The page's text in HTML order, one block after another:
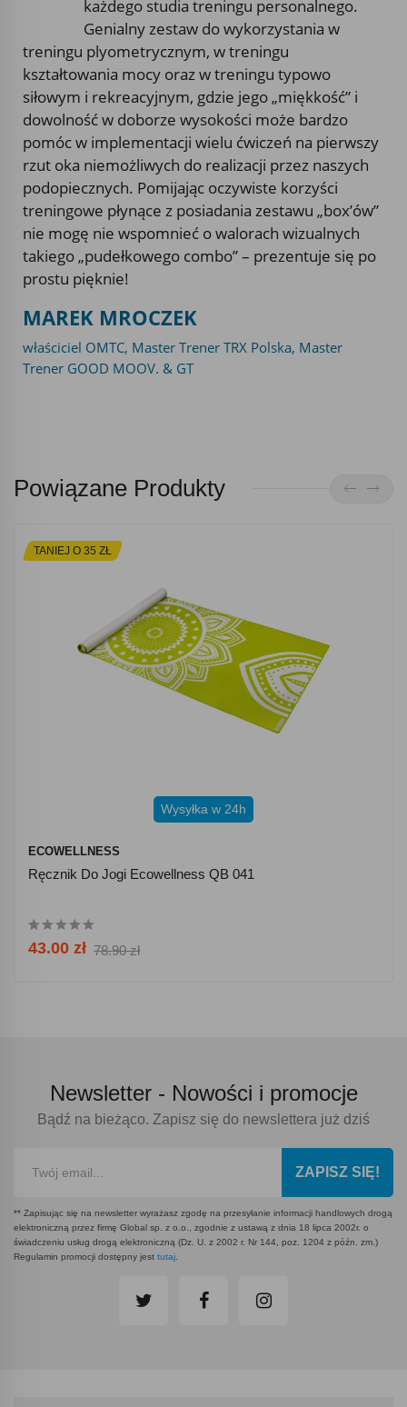
każdego studia treningu personalnego.
Genialny zestaw do wykorzystania w
treningu plyometrycznym, w treningu
kształtowania mocy oraz w treningu typowo
siłowym i rekreacyjnym, gdzie jego „miękkość” i
dowolność w doborze wysokości może bardzo
pomóc w implementacji wielu ćwiczeń na pierwszy
rzut oka niemożliwych do realizacji przez naszych
podopiecznych. Pomijając oczywiste korzyści
treningowe płynące z posiadania zestawu „box’ów”
nie mogę nie wspomnieć o walorach wizualnych
takiego „pudełkowego combo” – prezentuje się po
prostu pięknie!
MAREK MROCZEK
właściciel OMTC, Master Trener TRX Polska, Master
Trener GOOD MOOV. & GT
Powiązane Produkty
TANIEJ O 35 ZŁ
Wysyłka w 24h
ECOWELLNESS
Ręcznik Do Jogi Ecowellness QB 041
43.00 zł 78.90 zł
Newsletter - Nowości i promocje
Bądź na bieżąco. Zapisz się do newslettera już dziś
ZAPISZ SIĘ!
** Zapisując się na newsletter wyrażasz zgodę na przesyłanie informacji handlowych drogą
elektroniczną przez firmę Global sp. z o.o., zgodnie z ustawą z dnia 18 lipca 2002r. o
świadczeniu usług drogą elektroniczną (Dz. U. z 2002 r. Nr 144, poz. 1204 z późn. zm.)
Regulamin promocji dostępny jest tutaj